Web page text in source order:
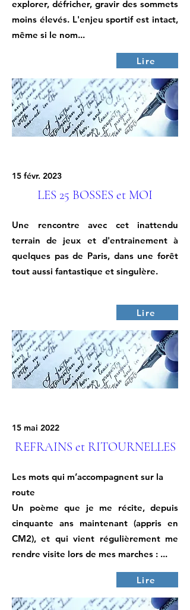
explorer, défricher, gravir des sommets
moins élevés. L'enjeu sportif est intact,
même si le nom...
Lire
15 févr. 2023
LES 25 BOSSES et MOI
Une rencontre avec cet inattendu
terrain de jeux et d'entrainement à
quelques pas de Paris, dans une forêt
tout aussi fantastique et singulère.
Lire
15 mai 2022
REFRAINS et RITOURNELLES
Les mots qui m’accompagnent sur la
route
Un poème que je me récite, depuis
cinquante ans maintenant (appris en
CM2), et qui vient régulièrement me
rendre visite lors de mes marches : ...
Lire